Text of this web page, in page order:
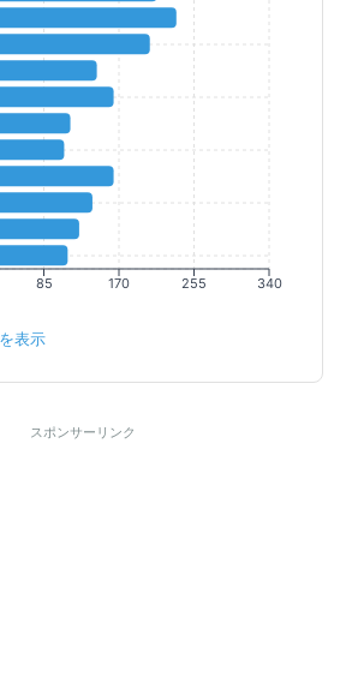
85 170 255 340
表示
スポンサーリンク